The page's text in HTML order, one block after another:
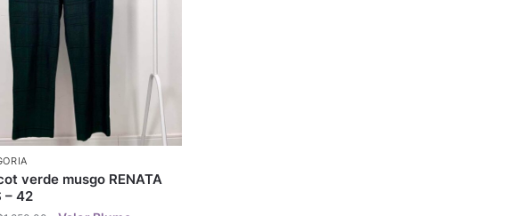
verde musgo RENATA
– 42